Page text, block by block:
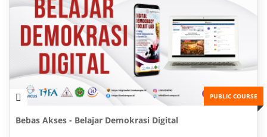
PUBLIC COURSE
Bebas Akses - Belajar Demokrasi Digital